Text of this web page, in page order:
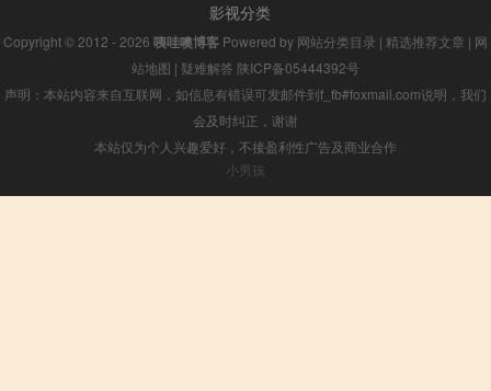
影视分类
Copyright © 2012 - 2026 咦哇噢博客 Powered by 网站分类目录 | 精选推荐文章 | 网
站地图 | 疑难解答 陕ICP备05444392号
声明：本站内容来自互联网，如信息有错误可发邮件到f_fb#foxmail.com说明，我们
会及时纠正，谢谢
本站仅为个人兴趣爱好，不接盈利性广告及商业合作
小男孩